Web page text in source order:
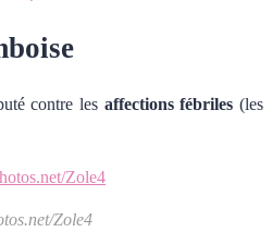
contre lesaffections fébriles (les
Zole4